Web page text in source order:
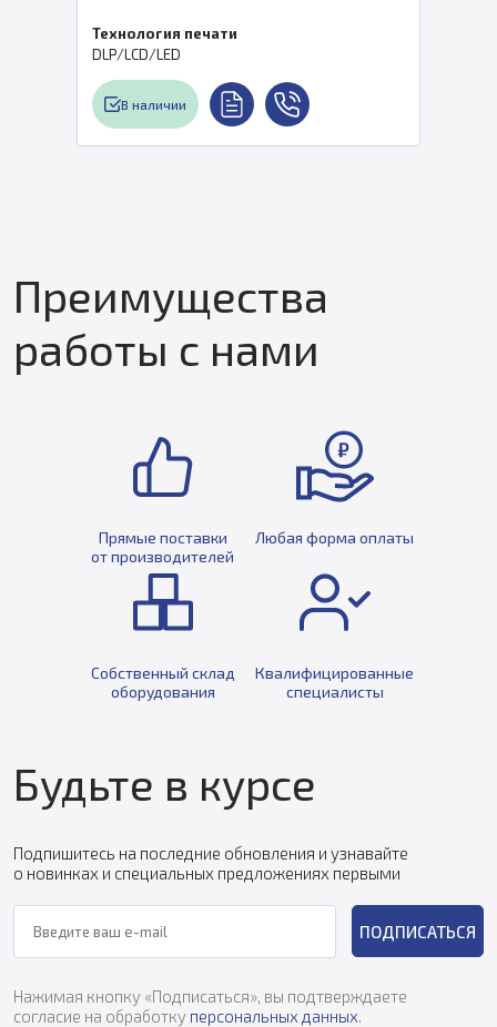
Технология печати
DLP/LCD/LED
В наличии
Преимущества
работы с нами
Прямые поставки
от производителей
Любая форма оплаты
Собственный склад
оборудования
Квалифицированные
специалисты
Будьте в курсе
Подпишитесь на последние обновления и узнавайте
о новинках и специальных предложениях первыми
ПОДПИСАТЬСЯ
Нажимая кнопку «Подписаться», вы подтверждаете
согласие на обработку персональных данных.